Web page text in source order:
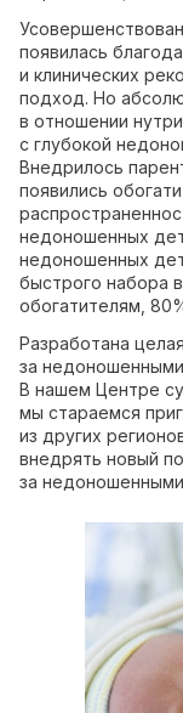
появилась
и клинических
подход. Но
в отношении
с глубокой
Внедрилось
появились
недоношенных
недоношенных
быстрого набора
обогатителям,
Разработана
за
В нашем Центре
мы стараемся
из других
внедрять новый
за